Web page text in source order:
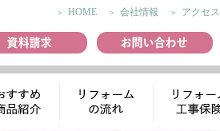
HOME 会社情報 アクセス